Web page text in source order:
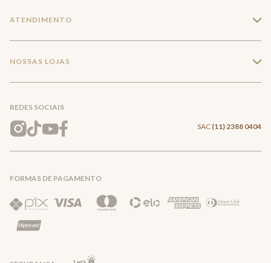
Trabalhe conosco
Mapa do Site
Meus pedidos
Wishlist
ATENDIMENTO +
Entrega e Frete
Trocas e Devoluções
Política de Privacidade
NOSSAS LOJAS +
REDES SOCIAIS
SAC (11) 2388 0404
FORMAS DE PAGAMENTO